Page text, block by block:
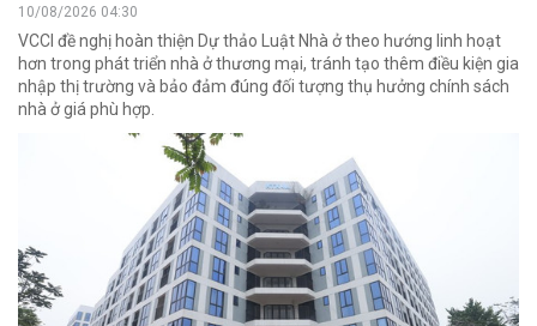
10/08/2026 04:30
VCCI đề nghị hoàn thiện Dự thảo Luật Nhà ở theo hướng linh hoạt
hơn trong phát triển nhà ở thương mại, tránh tạo thêm điều kiện gia
nhập thị trường và bảo đảm đúng đối tượng thụ hưởng chính sách
nhà ở giá phù hợp.